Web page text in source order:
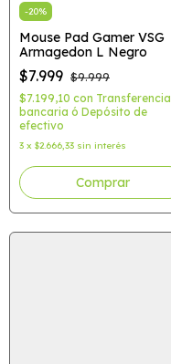
-20%
Mouse Pad Gamer VSG
Armagedon L Negro
$7.999 $9.999
$7.199,10 con Transferencia
bancaria ó Depósito de
efectivo
3 x $2.666,33 sin interés